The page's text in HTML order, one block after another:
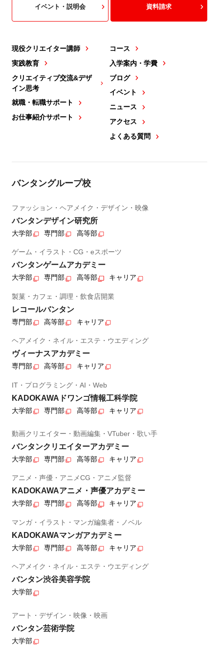
現役クリエイター講師
実践教育
クリエイティブ交流&デザ
イン思考
就職・転職サポート
お仕事紹介サポート
コース
入学案内・学費
ブログ
イベント
ニュース
アクセス
よくある質問
イベント・説明会 資料請求
バンタングループ校
ファッション・ヘアメイク・デザイン・映像
バンタンデザイン研究所
大学部 専門部 高等部
ゲーム・イラスト・CG・eスポーツ
バンタンゲームアカデミー
大学部 専門部 高等部 キャリア
製菓・カフェ・調理・飲食店開業
レコールバンタン
専門部 高等部 キャリア
ヘアメイク・ネイル・エステ・ウエディング
ヴィーナスアカデミー
専門部 高等部 キャリア
IT・プログラミング・AI・Web
KADOKAWAドワンゴ情報工科学院
大学部 専門部 高等部 キャリア
動画クリエイター・動画編集・VTuber・歌い手
バンタンクリエイターアカデミー
大学部 専門部 高等部 キャリア
アニメ・声優・アニメCG・アニメ監督
KADOKAWAアニメ・声優アカデミー
大学部 専門部 高等部 キャリア
マンガ・イラスト・マンガ編集者・ノベル
KADOKAWAマンガアカデミー
大学部 専門部 高等部 キャリア
ヘアメイク・ネイル・エステ・ウエディング
バンタン渋谷美容学院
大学部
アート・デザイン・映像・映画
バンタン芸術学院
大学部